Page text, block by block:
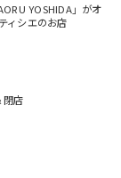
YOSHIDA」がオ
ィシエのお店
閉店